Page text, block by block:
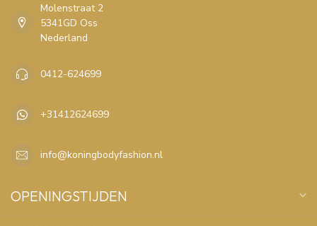
Molenstraat 2
5341GD Oss
Nederland
0412-624699
+31412624699
info@koningbodyfashion.nl
OPENINGSTIJDEN